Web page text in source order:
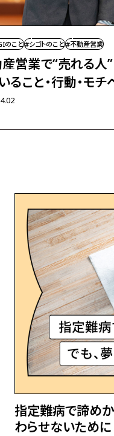
のこと#シゴトのこと#不動産営業
営業で“売れる人”
ること・行動・モ
指定難病で諦め
わらせないために――